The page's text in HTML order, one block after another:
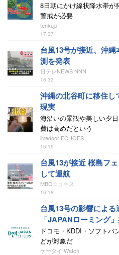
8日朝にかけ線状降水帯が
警戒が必要
tenki.jp
17:37
台風13号が接近、沖
測を発表
日テレNEWS NNN
16:32
沖縄の北谷町に移住し
現実
海沿いの景観や美しい夕
費は高めだという
livedoor ECHOES
16:19
台風13が接近 桜島フ
して運航
MBCニュース
16:18
台風13号の影響によ
「JAPANローミング
ドコモ・KDDI・ソフトバ
どが対象だ
ケータイ Watch